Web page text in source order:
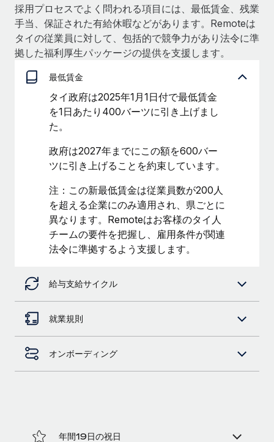
Compliance Watchtower
コンプライアンスリスクを先回りして対応
ITデバイスを世界規模で提供・管理
法人設立
法令順守した法人をスピーディに設立
移住・転勤
従業員の異動をスムーズに
福利厚生
従業員の福利厚生を簡単に管理
ブログ
グローバル給与処理
EORおよびPEO
契約社員管理
ブログを読む
Remoteの製品アップデート：GustoとXeroの統合お
よびContractor Management Plus（契約社員管理
プラス）
業務に最適な人材を採用し、管理し、給与を支給できるようにす
ることです。この数週間で、新しい統合、機能、改良点をリリー
スしました。...
を保護することは極めて重要です。...
採用プロセスでよく問われる項目には、最低賃金、残業
手当、保証された有給休暇などがあります。Remoteは
タイの従業員に対して、包括的で競争力があり法令に準
拠した福利厚生パッケージの提供を支援します。
最低賃金
タイ政府は2025年1月1日付で最低賃金
を1日あたり400バーツに引き上げまし
た。
政府は2027年までにこの額を600バー
ツに引き上げることを約束しています。
注：この新最低賃金は従業員数が200人
を超える企業にのみ適用され、県ごとに
異なります。Remoteはお客様のタイ人
チームの要件を把握し、雇用条件が関連
法令に準拠するよう支援します。
給与支給サイクル
就業規則
オンボーディング
年間19日の祝日